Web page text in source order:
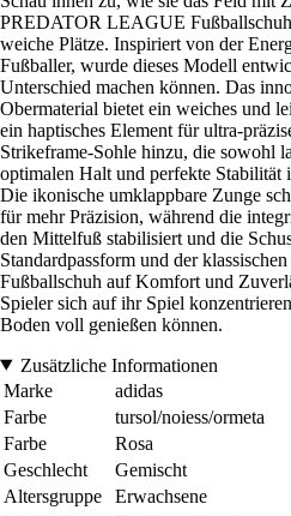
PREDATOR LEAGUE
weiche Plätze. Inspiriert von der
Fußballer, wurde dieses Modell
Unterschied machen können. Das
Obermaterial bietet ein weiches und
ein haptisches Element für ultra-
Strikeframe-Sohle hinzu, die sowohl
optimalen Halt und perfekte Stabilität
Die ikonische umklappbare Zunge
für mehr Präzision, während die
den Mittelfuß stabilisiert und die
Standardpassform und der
Fußballschuh auf Komfort und
Spieler sich auf ihr Spiel
Boden voll genießen können.
Zusätzliche Informationen
Marke
adidas
Farbe
tursol/noiess/ormeta
Farbe
Rosa
Geschlecht
Gemischt
Altersgruppe
Erwachsene